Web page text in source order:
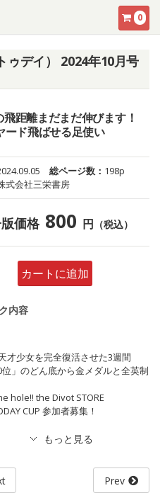
0
ゥデイ） 2024年10月号
飛距離まだまだ伸びます！
ード飛ばせる足使い
総ページ数： 198p
式会社三栄書房
価格 800 円 （税込）
カートに追加
内容
才少女を完全復活させた3週間
位」のどん底から金メダルと全英制
hole!! the Divot STORE
CUP 参加者募集！
Prev